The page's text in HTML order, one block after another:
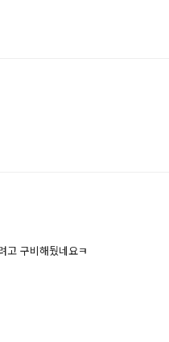
고 구비해뒀네요ㅋ